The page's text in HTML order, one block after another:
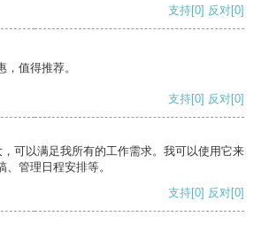
支持[0] 反对[0]
值得推荐。
支持[0] 反对[0]
可以满足我所有的工作需求。我可以使用它来
管理日程安排等。
支持[0] 反对[0]